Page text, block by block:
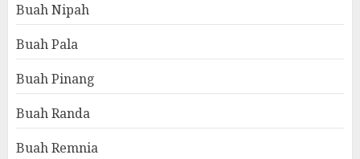
Buah Nipah
Buah Pala
Buah Pinang
Buah Randa
Buah Remnia